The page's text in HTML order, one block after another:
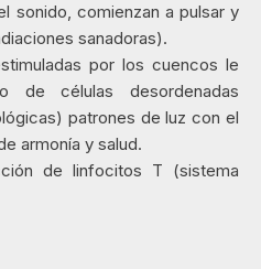
sonido, comienzan a pulsar y
sanadoras).
por los cuencos le
de células desordenadas
patrones de luz con el
armonía y salud.
de linfocitos T (sistema